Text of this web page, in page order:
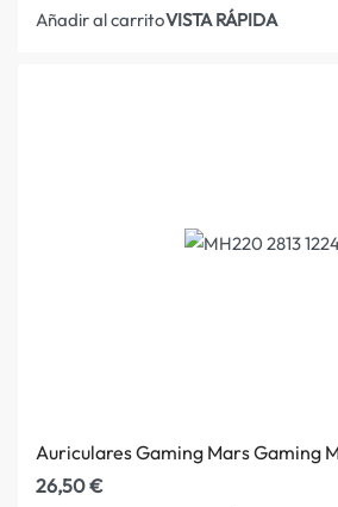
Añadir al carritoVISTA RÁPIDA
Auriculares Gaming Mars Gaming
26,50€